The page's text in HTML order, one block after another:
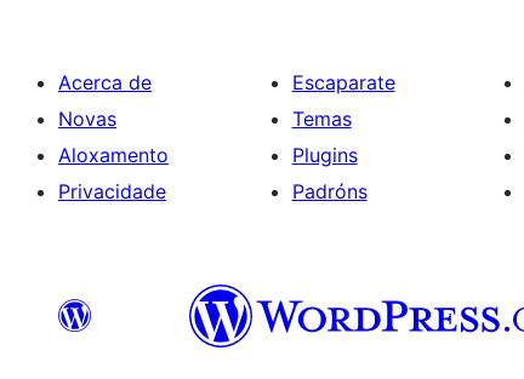
Acerca de
Novas
Aloxamento
Privacidade
Escaparate
Temas
Plugins
Padróns